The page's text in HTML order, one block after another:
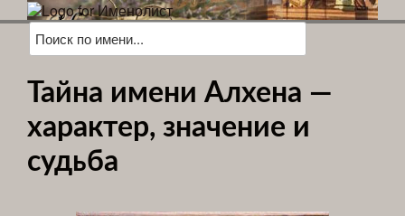
Тайна имени Алхена —
характер, значение и
судьба